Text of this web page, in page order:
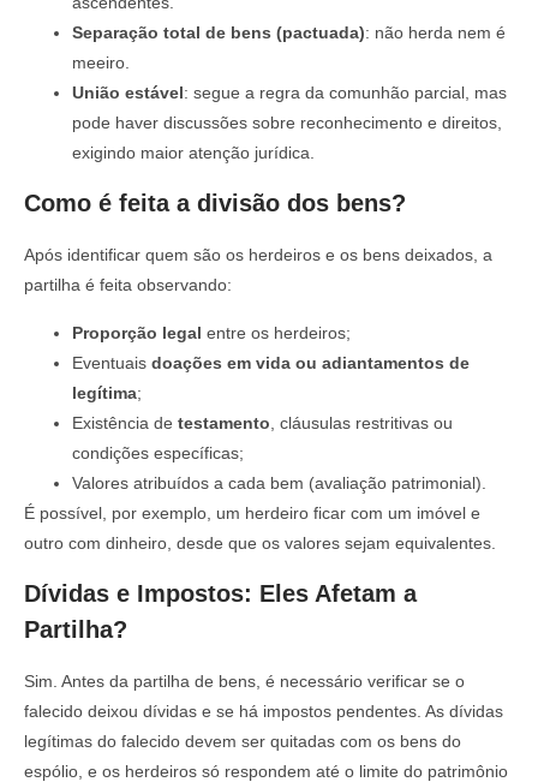
Separação total de bens (pactuada): não herda nem é
meeiro.
União estável: segue a regra da comunhão parcial, mas
pode haver discussões sobre reconhecimento e direitos,
exigindo maior atenção jurídica.
Como é feita a divisão dos bens?
Após identificar quem são os herdeiros e os bens deixados, a
partilha é feita observando:
Proporção legal entre os herdeiros;
Eventuais doações em vida ou adiantamentos de
legítima;
Existência de testamento , cláusulas restritivas ou
condições específicas;
Valores atribuídos a cada bem (avaliação patrimonial).
É possível, por exemplo, um herdeiro ficar com um imóvel e
outro com dinheiro, desde que os valores sejam equivalentes.
Dívidas e Impostos: Eles Afetam a
Partilha?
Sim. Antes da partilha de bens, é necessário verificar se o
falecido deixou dívidas e se há impostos pendentes. As dívidas
legítimas do falecido devem ser quitadas com os bens do
espólio, e os herdeiros só respondem até o limite do patrimônio